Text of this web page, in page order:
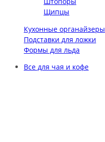
Щипцы
Кухонные органайзеры
Подставки для ложки
Формы для льда
Все для чая и кофе